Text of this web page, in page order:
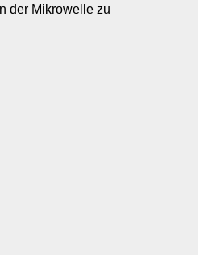
der Mikrowelle zu